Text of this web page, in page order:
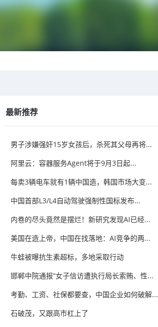
最新推荐
男子涉嫌强奸15岁女孩后，杀死其父母再将...
阿里云：容器服务Agent将于9月3日起...
每卖3辆电车就有1辆中国造，韩国市场大变...
中国首部L3/L4自动驾驶强制性国标发布...
内卷的尽头竟然是摆烂！新研究发现AI已经...
美国在造上帝，中国在找落地：AI竞争的两...
牛蛙被曝抗生素超标，多地采取行动
邯郸中院通报“女子信访遭执行局长索贿、性...
考勤、工资、社保都要查，中国企业如何破解...
石破茂，又跟高市杠上了